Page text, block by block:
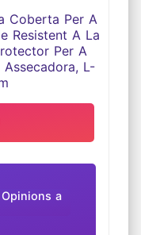
CM
a